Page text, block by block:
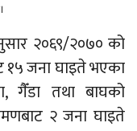
२०६९/२०७० को
जना घाइते भएका
गैँडा तथा बाघको
२ जना घाइते